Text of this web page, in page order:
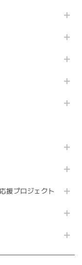
援プロジェクト